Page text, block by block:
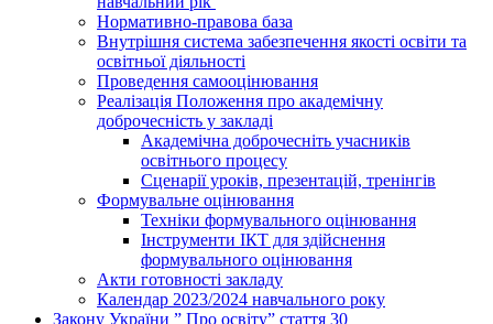
Нормативно-правова база
Внутрішня система забезпечення якості освіти та
освітньої діяльності
Проведення самооцінювання
Реалізація Положення про академічну
доброчесність у закладі
Академічна доброчесніть учасників
освітнього процесу
Сценарії уроків, презентацій, тренінгів
Формувальне оцінювання
Техніки формувального оцінювання
Інструменти ІКТ для здійснення
формувального оцінювання
Акти готовності закладу
Календар 2023/2024 навчального року
Закону України ” Про освіту” стаття 30